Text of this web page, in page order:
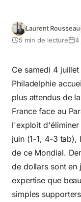
Laurent Rousseau
5 min de lecture 4
Ce samedi 4
Philadelphie
plus attendus de
France face au
l'exploit d'éliminer
juin (1-1, 4-3 tab),
de ce Mondial.
de dollars sont en
expertise que
simples